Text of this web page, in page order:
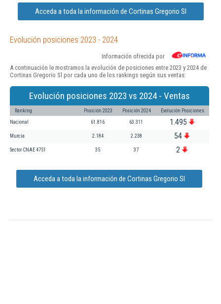
Acceda a toda la información de Cortinas Gregorio Sl
Evolución posiciones 2023 - 2024
Información ofrecida por
A continuación le mostramos la evolución de posiciones entre 2023 y 2024 de
Cortinas Gregorio Sl por cada uno de los rankings según sus ventas:
Evolución posiciones 2023 vs 2024 - Ventas
Ranking Posición 2023 Posición 2024 Evolución Posiciones
Nacional 61.816 63.311 1.495
Murcia 2.184 2.238 54
Sector CNAE 4751 35 37 2
Acceda a toda la información de Cortinas Gregorio Sl